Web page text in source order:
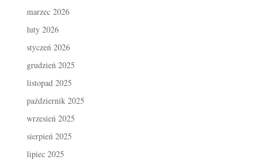
marzec 2026
luty 2026
styczeń 2026
grudzień 2025
listopad 2025
październik 2025
wrzesień 2025
sierpień 2025
lipiec 2025